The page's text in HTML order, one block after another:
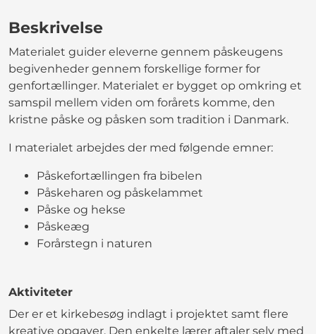
Beskrivelse
Materialet guider eleverne gennem påskeugens
begivenheder gennem forskellige former for
genfortællinger. Materialet er bygget op omkring et
samspil mellem viden om forårets komme, den
kristne påske og påsken som tradition i Danmark.
I materialet arbejdes der med følgende emner:
Påskefortællingen fra bibelen
Påskeharen og påskelammet
Påske og hekse
Påskeæg
Forårstegn i naturen
Aktiviteter
Der er et kirkebesøg indlagt i projektet samt flere
kreative opgaver. Den enkelte lærer aftaler selv med